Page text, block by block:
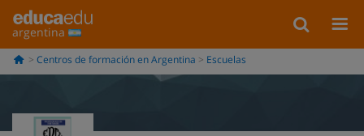
argentina
Centros de formación en Argentina Escuelas